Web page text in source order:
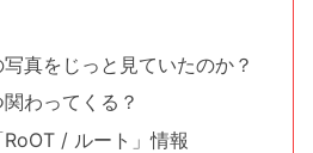
真をじっと見ていたのか？
わってくる？
/ ルート」情報